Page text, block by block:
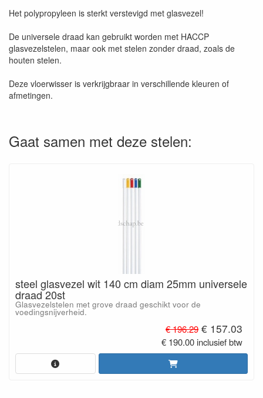
Het polypropyleen is sterkt verstevigd met glasvezel!
De universele draad kan gebruikt worden met HACCP
glasvezelstelen, maar ook met stelen zonder draad, zoals de
houten stelen.
Deze vloerwisser is verkrijgbraar in verschillende kleuren of
afmetingen.
Gaat samen met deze stelen:
steel glasvezel wit 140 cm diam 25mm universele
draad 20st
Glasvezelstelen met grove draad geschikt voor de
voedingsnijverheid.
€ 196.29€ 157.03
€ 190.00 inclusief btw